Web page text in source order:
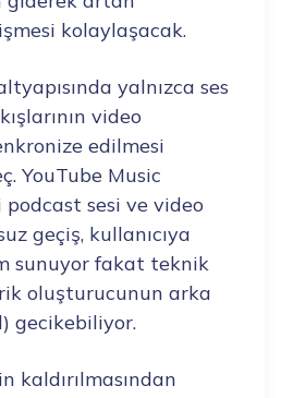
kolaylaşacak.
yalnızca ses
video
edilmesi
YouTube Music
podcast sesi ve video
geçiş, kullanıcıya
sunuyor fakat teknik
oluşturucunun arka
gecikebiliyor.
kaldırılmasından